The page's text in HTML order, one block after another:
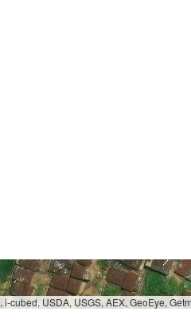
USDA, USGS, AEX, GeoEye,